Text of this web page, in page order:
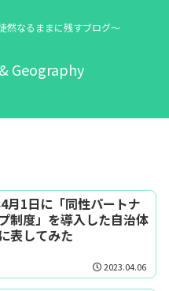
然なるままに残すブログ～
Geography
月1日に「同性パートナ
制度」を導入した自治体
表してみた
2023.04.06